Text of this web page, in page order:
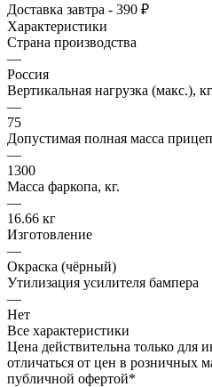
Доставка завтра - 390 ₽
Характеристики
Страна производства
—
Россия
Вертикальная нагрузка (макс.),
—
75
Допустимая полная масса
—
1300
Масса фаркопа, кг.
—
16.66 кг
Изготовление
—
Окраска (чёрный)
Утилизация усилителя бампера
—
Нет
Все характеристики
Цена действительна только для
отличаться от цен в розничных
публичной офертой*